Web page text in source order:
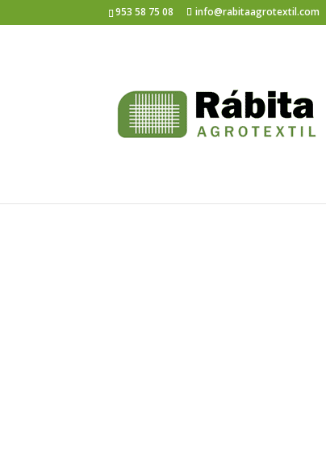
953 58 75 08 info@rabitaagrotextil.com